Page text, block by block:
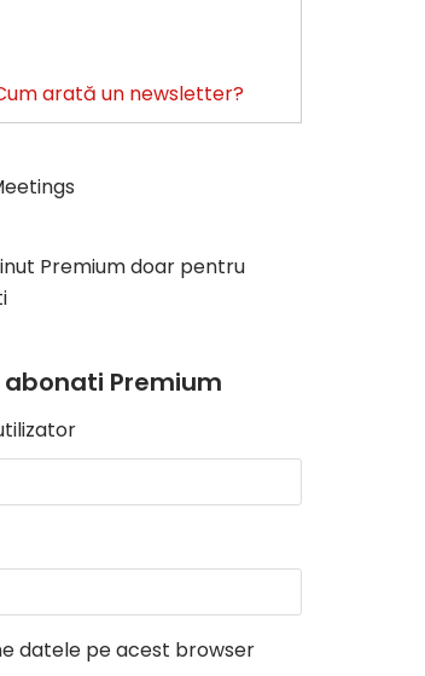
arată un newsletter?
abonati Premium
datele pe acest browser